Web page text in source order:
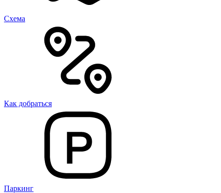
Cхема
Как добраться
Паркинг